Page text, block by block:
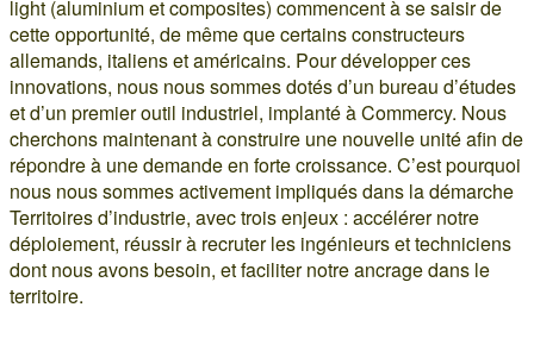
light (aluminium et composites) commencent à se saisir de
cette opportunité, de même que certains constructeurs
allemands, italiens et américains. Pour développer ces
innovations, nous nous sommes dotés d’un bureau d’études
et d’un premier outil industriel, implanté à Commercy. Nous
cherchons maintenant à construire une nouvelle unité afin de
répondre à une demande en forte croissance. C’est pourquoi
nous nous sommes activement impliqués dans la démarche
Territoires d’industrie, avec trois enjeux : accélérer notre
déploiement, réussir à recruter les ingénieurs et techniciens
dont nous avons besoin, et faciliter notre ancrage dans le
territoire.